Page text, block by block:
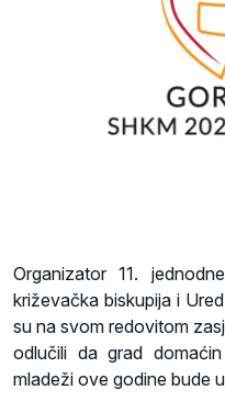
Organizator 11.
križevačka biskupija i
su na svom redovitom
odlučili da grad
mladeži ove godine bude